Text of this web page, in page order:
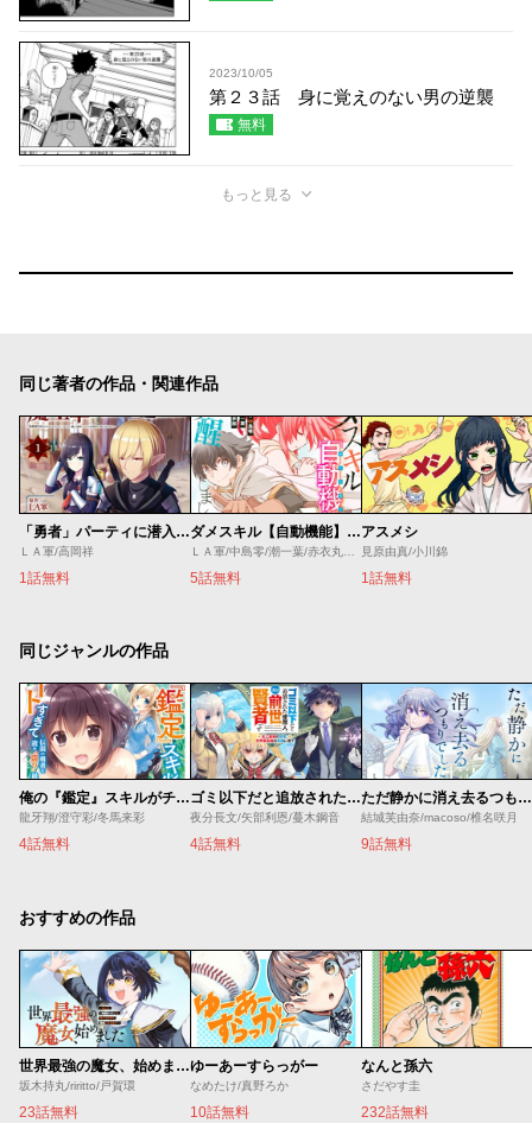
2023/10/05
第２３話 身に覚えのない男の逆襲
無料
もっと見る
同じ著者の作品・関連作品
「勇者」パーティに潜入した魔王軍の暗殺者～危険度ＳＳＳクラスのミッション、バレない様に頑張ってたら女勇者に気に入られた～
ＬＡ軍/高岡祥
1話無料
ダメスキル【自動機能】が覚醒しました
5話無料
アスメシ
見原由真/小川錦
1話無料
同じジャンルの作品
俺の『鑑定』スキルがチートすぎて
龍牙翔/澄守彩/冬馬来彩
4話無料
ゴミ以下だと追放された使用人、実は前世賢者です ～史上最強の賢者、世界最高峰の学園に通う～
夜分長文/矢部利恩/蔓木鋼音
4話無料
ただ静かに消え去るつもりでした
結城芙由奈/macoso/椎名咲月
9話無料
おすすめの作品
世界最強の魔女、始めました ～私だけ『攻略サイト』を見れる世界で自由に生きます～
坂木持丸/riritto/戸賀環
23話無料
ゆーあーすらっがー
なめたけ/真野ろか
10話無料
なんと孫六
さだやす圭
232話無料